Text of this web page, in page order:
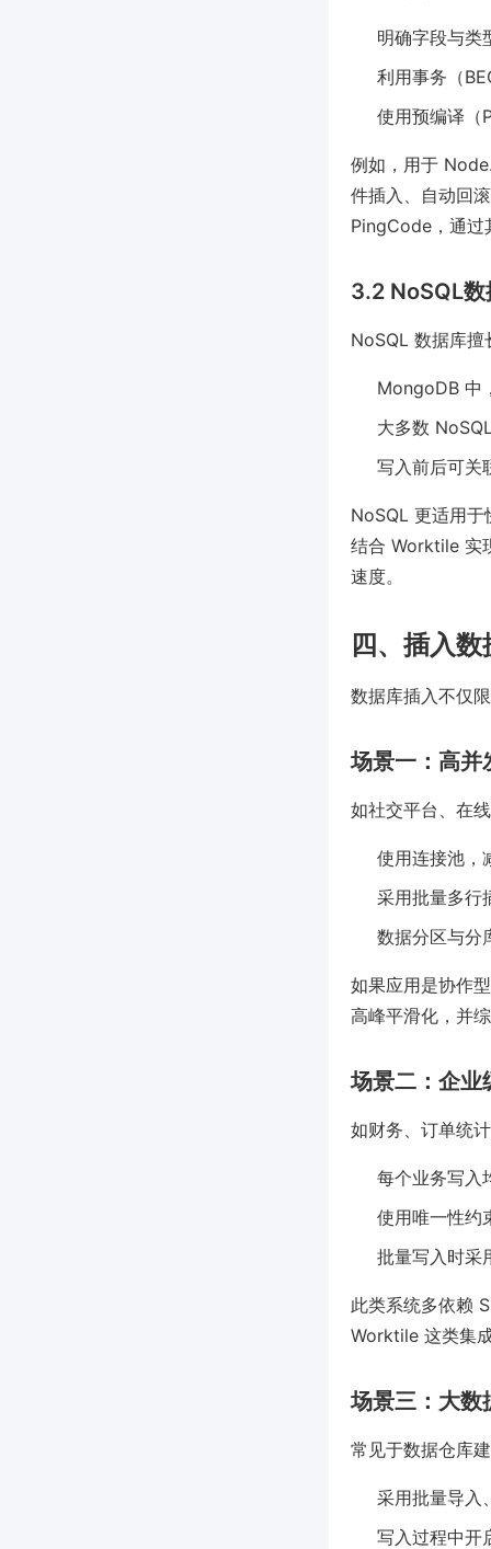
明确字段与类
利用事务（
使用预编译（
例如，用于
件插入、自动回
PingCode，通过
3.2 NoSQL
NoSQL 数据库
MongoDB 中
大多数
写入前后可关
NoSQL 更适用于
结合 Worktile 实
速度。
四、插入
数据库插入不仅
场景一：高并
如社交平台、在
使用连接池，
采用批量多
数据分区与分
如果应用是协作
高峰平滑化，并
场景二：企业
如财务、订单统
每个业务写入
使用唯一性约
批量写入时采
此类系统多依赖
Worktile 这类集
场景三：大数
常见于数据仓库
采用批量导入
写入过程中开